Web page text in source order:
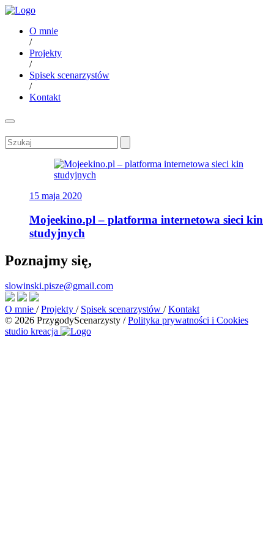
O mnie
/
Projekty
/
Spisek scenarzystów
/
Kontakt
15 maja 2020
Mojeekino.pl – platforma internetowa sieci kin
studyjnych
Poznajmy się,
slowinski.pisze@gmail.com
O mnie / Projekty / Spisek scenarzystów / Kontakt
© 2026 PrzygodyScenarzysty / Polityka prywatności i Cookies
studio kreacja